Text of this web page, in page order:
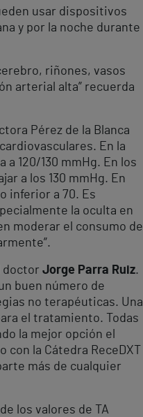
usar dispositivos
y por la noche durante
riñones, vasos
arterial alta” recuerda
Pérez de la Blanca
En la
120/130 mmHg. En los
a los 130 mmHg. En
inferior a 70. Es
la oculta en
moderar el consumo de
doctor Jorge Parra Ruiz.
buen número de
no terapéuticas. Una
el tratamiento. Todas
la mejor opción el
la Cátedra ReceDXT
más de cualquier
los valores de TA